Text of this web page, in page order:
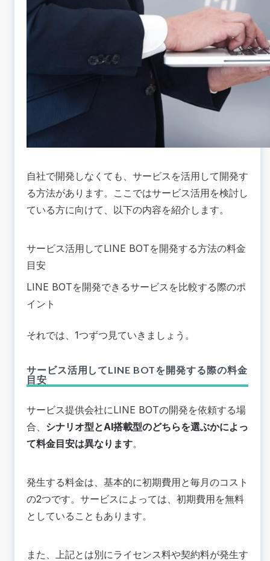
自社で開発しなくても、サービスを活用して開発す
る方法があります。ここではサービス活用を検討し
ている方に向けて、以下の内容を紹介します。
サービス活用してLINE BOTを開発する方法の料金
目安
LINE BOTを開発できるサービスを比較する際のポ
イント
それでは、1つずつ見ていきましょう。
サービス活用してLINE BOTを開発する際の料金
目安
サービス提供会社にLINE BOTの開発を依頼する場
合、 シナリオ型とAI搭載型のどちらを選ぶかによっ
て料金目安は異なります。
発生する料金は、基本的に初期費用と毎月のコスト
の2つです。サービスによっては、初期費用を無料
としていることもあります。
また、上記とは別にライセンス料や契約料が発生す